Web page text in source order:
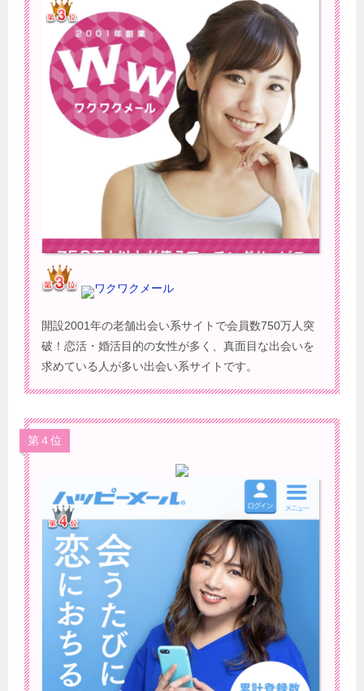
ワクワクメール
開設2001年の老舗出会い系サイトで会員数750万人突
破！恋活・婚活目的の女性が多く、真面目な出会いを
求めている人が多い出会い系サイトです。
第４位